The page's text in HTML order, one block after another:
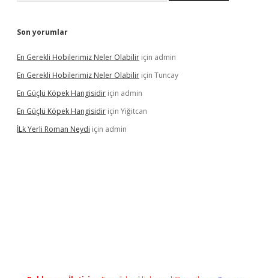
Son yorumlar
En Gerekli Hobilerimiz Neler Olabilir için admin
En Gerekli Hobilerimiz Neler Olabilir için Tuncay
En Güçlü Köpek Hangisidir için admin
En Güçlü Köpek Hangisidir için Yiğitcan
İLk Yerli Roman Neydi için admin